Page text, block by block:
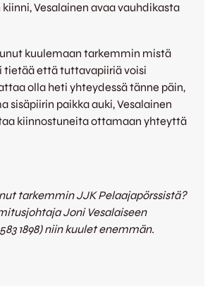
Vesalainen avaa vauhdikasta
kuulemaan tarkemmin mistä
tietää että tuttavapiiriä voisi
olla heti yhteydessä tänne päin,
sisäpiirin paikka auki, Vesalainen
kiinnostuneita ottamaan yhteyttä
tarkemmin JJK Pelaajapörssistä?
Joni Vesalaiseen
1898) niin kuulet enemmän.